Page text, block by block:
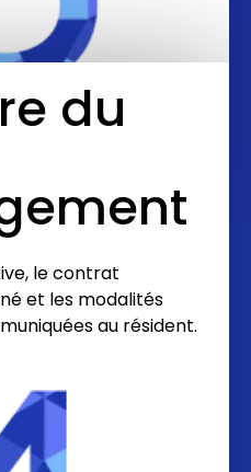
du
le contrat
et les modalités
au résident.